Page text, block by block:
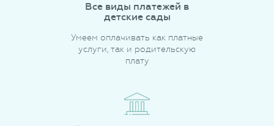
Все виды платежей в
детские сады
Умеем оплачивать как платные
услуги, так и родительскую
плату